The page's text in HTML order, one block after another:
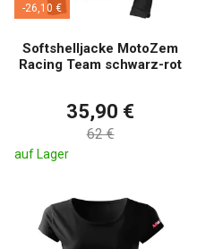
-26,10 €
Softshelljacke MotoZem
Racing Team schwarz-rot
35,90 €
62 €
auf Lager